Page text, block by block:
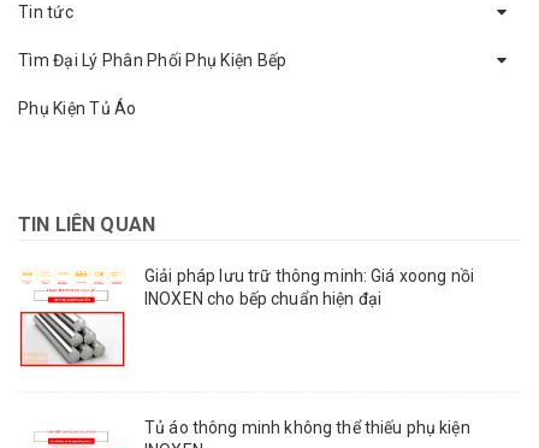
Tin tức
Tìm Đại Lý Phân Phối Phụ Kiện Bếp
Phụ Kiện Tủ Áo
TIN LIÊN QUAN
Giải pháp lưu trữ thông minh: Giá xoong nồi
INOXEN cho bếp chuẩn hiện đại
Tủ áo thông minh không thể thiếu phụ kiện